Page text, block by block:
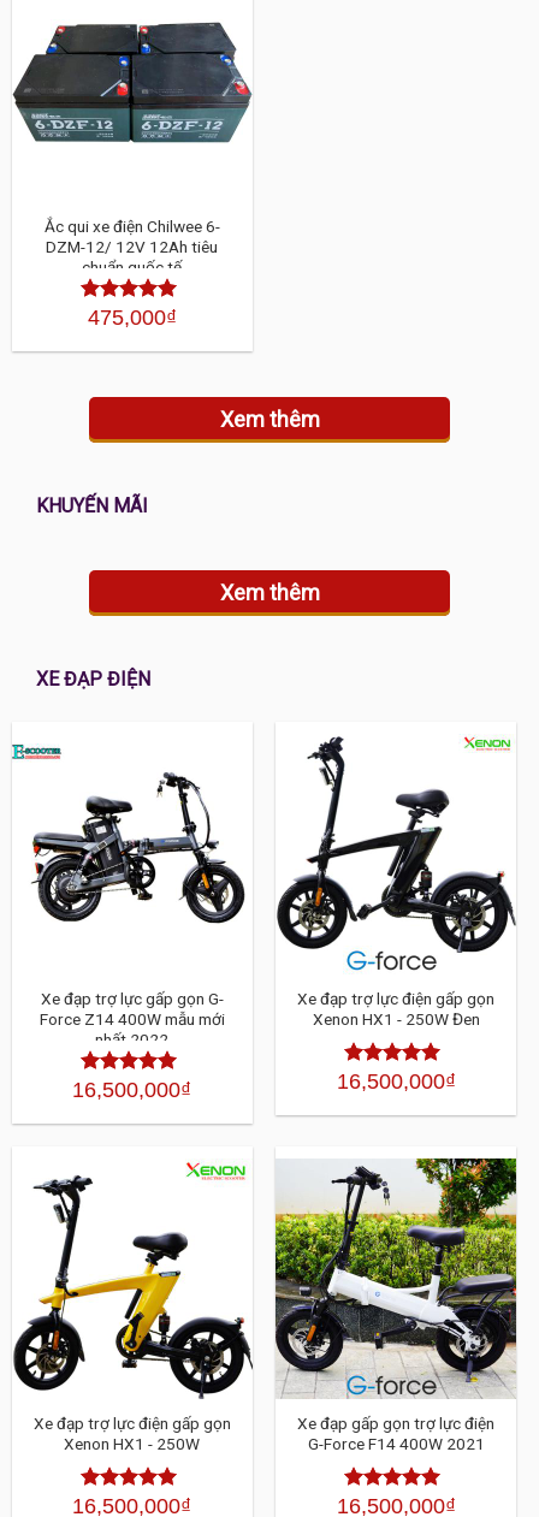
Ắc qui xe điện Chilwee 6-
DZM-12/ 12V 12Ah tiêu
chuẩn quốc tế
Được xếp
sao
475,000₫
Xem thêm
KHUYẾN MÃI
Xem thêm
XE ĐẠP ĐIỆN
Xe đạp trợ lực gấp gọn G-
Force Z14 400W mẫu mới
nhất 2022
Được xếp
sao
16,500,000₫
Xe đạp trợ lực điện gấp gọn
Xenon HX1 - 250W Đen
Được xếp
sao
16,500,000₫
Xe đạp trợ lực điện gấp gọn
Xenon HX1 - 250W
Được xếp
16,500,000₫
Xe đạp gấp gọn trợ lực điện
G-Force F14 400W 2021
Được xếp
16,500,000₫